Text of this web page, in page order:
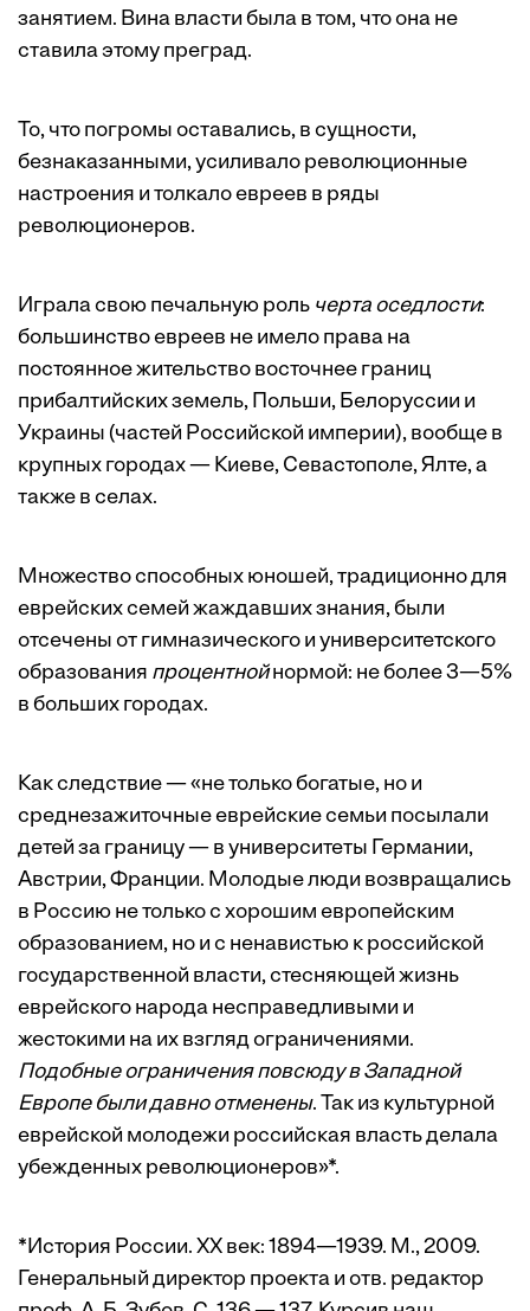
занятием. Вина власти была в том, что она не
ставила этому преград.
То, что погромы оставались, в сущности,
безнаказанными, усиливало революционные
настроения и толкало евреев в ряды
революционеров.
Играла свою печальную роль черта оседлости:
большинство евреев не имело права на
постоянное жительство восточнее границ
прибалтийских земель, Польши, Белоруссии и
Украины (частей Российской империи), вообще в
крупных городах — Киеве, Севастополе, Ялте, а
также в селах.
Множество способных юношей, традиционно для
еврейских семей жаждавших знания, были
отсечены от гимназического и университетского
образования процентнойнормой: не более 3—5%
в больших городах.
Как следствие — «не только богатые, но и
среднезажиточные еврейские семьи посылали
детей за границу — в университеты Германии,
Австрии, Франции. Молодые люди возвращались
в Россию не только с хорошим европейским
образованием, но и с ненавистью к российской
государственной власти, стесняющей жизнь
еврейского народа несправедливыми и
жестокими на их взгляд ограничениями.
Подобные ограничения повсюду в Западной
Европе были давно отменены. Так из культурной
еврейской молодежи российская власть делала
убежденных революционеров»*.
*История России. ХХ век: 1894—1939. М., 2009.
Генеральный директор проекта и отв. редактор